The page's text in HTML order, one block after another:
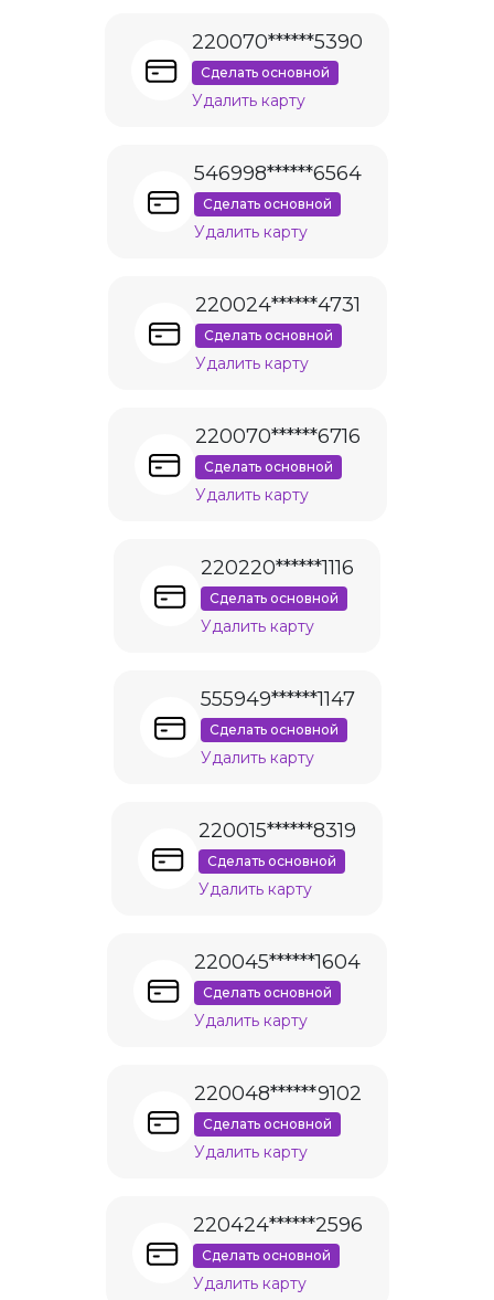
220070******5390
Сделать основной
Удалить карту
546998******6564
Сделать основной
Удалить карту
220024******4731
Сделать основной
Удалить карту
220070******6716
Сделать основной
Удалить карту
220220******1116
Сделать основной
Удалить карту
555949******1147
Сделать основной
Удалить карту
220015******8319
Сделать основной
Удалить карту
220045******1604
Сделать основной
Удалить карту
220048******9102
Сделать основной
Удалить карту
220424******2596
Сделать основной
Удалить карту